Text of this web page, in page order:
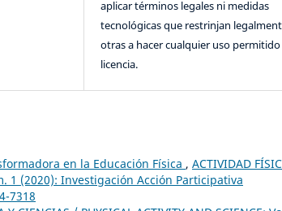
aplicar términos legales ni medidas
tecnológicas que restrinjan
otras a hacer cualquier uso
licencia.
en la Educación Física , ACTIVIDAD
1 (2020): Investigación Acción Participativa
7318